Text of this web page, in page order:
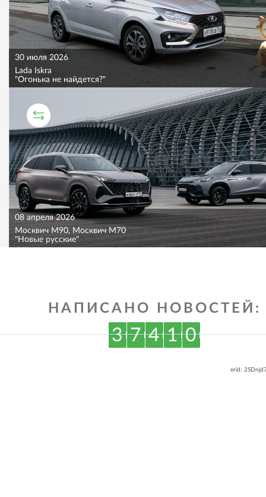
30 июля 2026
Lada Iskra
"Огонька не найдется?"
СРАВНИТЕЛЬНЫЙ ТЕСТ
08 апреля 2026
Москвич M90, Москвич M70
"Новые русские"
НАПИСАНО НОВОСТЕЙ:
3 7 4 1 0
erid: